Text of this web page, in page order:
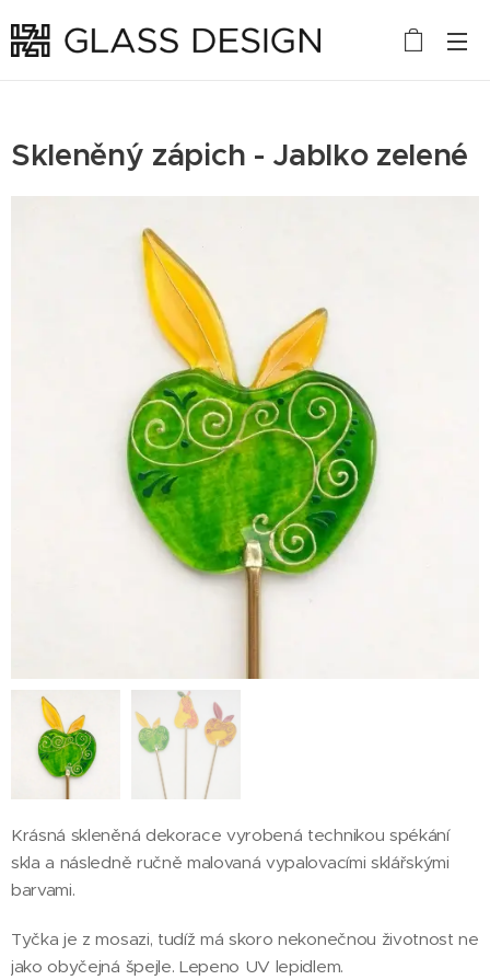
Skleněný zápich - Jablko zelené
Krásná skleněná dekorace vyrobená technikou spékání
skla a následně ručně malovaná vypalovacími sklářskými
barvami.
Tyčka je z mosazi, tudíž má skoro nekonečnou životnost ne
jako obyčejná špejle. Lepeno UV lepidlem.